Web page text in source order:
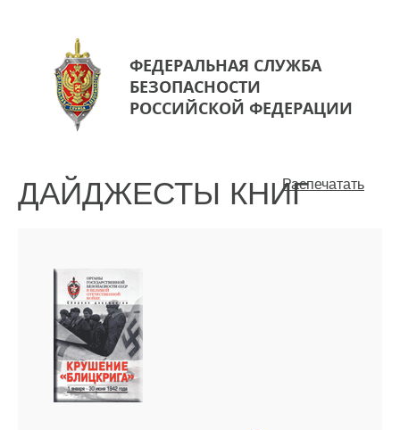
ФЕДЕРАЛЬНАЯ СЛУЖБА
БЕЗОПАСНОСТИ
РОССИЙСКОЙ ФЕДЕРАЦИИ
Распечатать
ДАЙДЖЕСТЫ КНИГ